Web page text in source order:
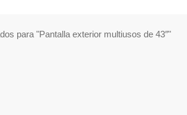
1 resultados encontrados para "Pantalla exterior multiusos de 43″"